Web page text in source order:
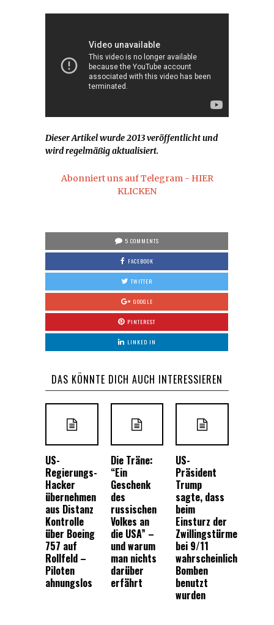
Dieser Artikel wurde 2013 veröffentlicht und
wird regelmäßig aktualisiert.
Abonniert uns auf Telegram - HIER
KLICKEN
5 COMMENTS
FACEBOOK
TWITTER
GOOGLE
PINTEREST
LINKED IN
DAS KÖNNTE DICH AUCH INTERESSIEREN
US-
Regierungs-
Hacker
übernehmen
aus Distanz
Kontrolle
über Boeing
757 auf
Rollfeld –
Piloten
ahnungslos
Die Träne:
“Ein
Geschenk
des
russischen
Volkes an
die USA” –
und warum
man nichts
darüber
erfährt
US-
Präsident
Trump
sagte, dass
beim
Einsturz der
Zwillingstürme
bei 9/11
wahrscheinlich
Bomben
benutzt
wurden